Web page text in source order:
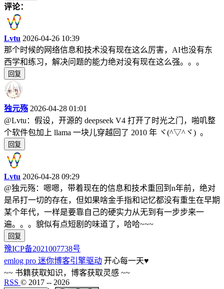
评论：
Lvtu 2026-04-26 10:39
那个时候的网络信息和技术没有现在这么厉害，AI也没有东
西学和练习，解决问题的能力绝对没有现在这么强。。。
回复
独元殇 2026-04-28 01:01
@Lvtu：假设，开源的 deepseek V4 打开了时光之门，啪叽整
个软件包加上 llama 一块儿穿越回了 2010 年 ヾ(^▽^ヾ) 。
回复
Lvtu 2026-04-28 09:29
@独元殇：嗯嗯，带着现在的信息和技术重回到n年前，绝对
是吊打一切的存在，但如果啥金手指和记忆都没有重生在早期
某个年代，一样是要靠自己的硬实力从无到有一步步来一
遍。。。貌似有点短剧的味道了，哈哈~~~
回复
豫ICP备2021007738号
emlog pro 迷你博客引擎驱动 开心每一天♥
~~ 书籍获取知识，博客获取灵感 ~~
RSS © 2017 -- 2026